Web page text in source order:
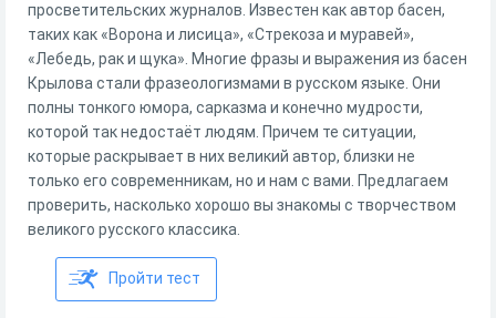
просветительских журналов. Известен как автор басен,
таких как «Ворона и лисица», «Стрекоза и муравей»,
«Лебедь, рак и щука». Многие фразы и выражения из басен
Крылова стали фразеологизмами в русском языке. Они
полны тонкого юмора, сарказма и конечно мудрости,
которой так недостаёт людям. Причем те ситуации,
которые раскрывает в них великий автор, близки не
только его современникам, но и нам с вами. Предлагаем
проверить, насколько хорошо вы знакомы с творчеством
великого русского классика.
Пройти тест